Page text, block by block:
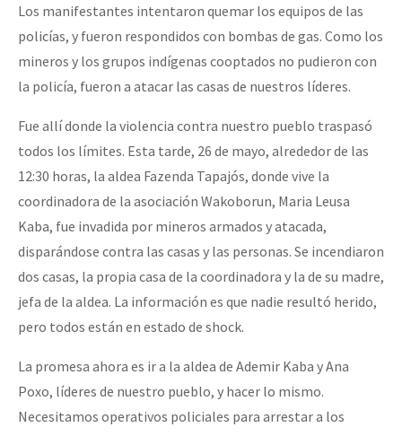
Los manifestantes intentaron quemar los equipos de las
policías, y fueron respondidos con bombas de gas. Como los
mineros y los grupos indígenas cooptados no pudieron con
la policía, fueron a atacar las casas de nuestros líderes.
Fue allí donde la violencia contra nuestro pueblo traspasó
todos los límites. Esta tarde, 26 de mayo, alrededor de las
12:30 horas, la aldea Fazenda Tapajós, donde vive la
coordinadora de la asociación Wakoborun, Maria Leusa
Kaba, fue invadida por mineros armados y atacada,
disparándose contra las casas y las personas. Se incendiaron
dos casas, la propia casa de la coordinadora y la de su madre,
jefa de la aldea. La información es que nadie resultó herido,
pero todos están en estado de shock.
La promesa ahora es ir a la aldea de Ademir Kaba y Ana
Poxo, líderes de nuestro pueblo, y hacer lo mismo.
Necesitamos operativos policiales para arrestar a los